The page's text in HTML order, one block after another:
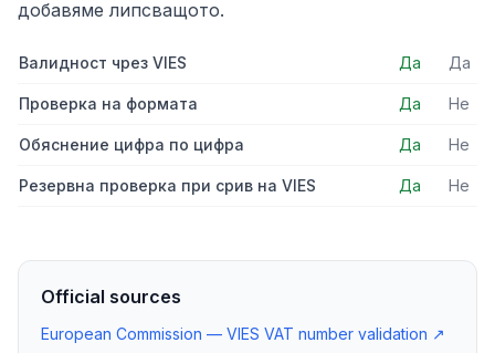
добавяме липсващото.
Валидност чрез VIES Да Да
Проверка на формата Да Не
Обяснение цифра по цифра Да Не
Резервна проверка при срив на VIES Да Не
Official sources
European Commission — VIES VAT number validation ↗